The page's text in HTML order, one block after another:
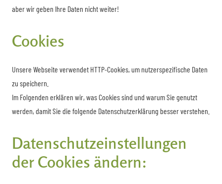
aber wir geben Ihre Daten nicht weiter!
Cookies
Unsere Webseite verwendet HTTP-Cookies, um nutzerspezifische Daten
zu speichern.
Im Folgenden erklären wir, was Cookies sind und warum Sie genutzt
werden, damit Sie die folgende Datenschutzerklärung besser verstehen.
Datenschutzeinstellungen
der Cookies ändern: